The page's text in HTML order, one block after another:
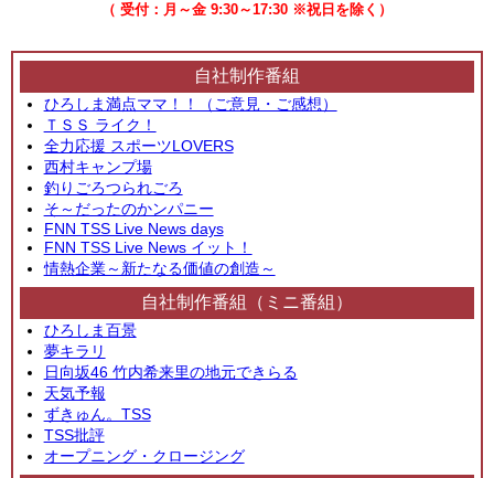
（ 受付：月～金 9:30～17:30 ※祝日を除く）
自社制作番組
ひろしま満点ママ！！（ご意見・ご感想）
ＴＳＳ ライク！
全力応援 スポーツLOVERS
西村キャンプ場
釣りごろつられごろ
そ～だったのかンパニー
FNN TSS Live News days
FNN TSS Live News イット！
情熱企業～新たなる価値の創造～
自社制作番組（ミニ番組）
ひろしま百景
夢キラリ
日向坂46 竹内希来里の地元できらる
天気予報
ずきゅん。TSS
TSS批評
オープニング・クロージング